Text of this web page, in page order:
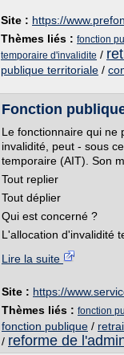
Site : https://
Thèmes liés : fonction
temporaire d'invalidite /
publique territoriale /
Fonction
Le fonctionnaire qui ne
invalidité, peut - sous
temporaire (AIT). Son
Tout replier
Tout déplier
Qui est concerné ?
L'allocation d'invalidité
Lire la suite
Site : https://
Thèmes liés : fonction
fonction publique /
/ reforme de